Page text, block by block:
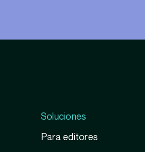
Soluciones
Para editores